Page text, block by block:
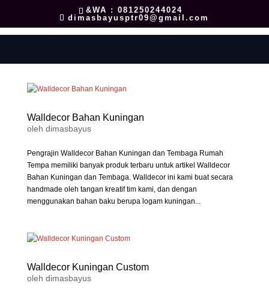
&WA : 081250244024
dimasbayusptr09@gmail.com
Walldecor Bahan Kuningan
oleh dimasbayus
Pengrajin Walldecor Bahan Kuningan dan Tembaga Rumah
Tempa memiliki banyak produk terbaru untuk artikel Walldecor
Bahan Kuningan dan Tembaga. Walldecor ini kami buat secara
handmade oleh tangan kreatif tim kami, dan dengan
menggunakan bahan baku berupa logam kuningan...
Walldecor Kuningan Custom
oleh dimasbayus